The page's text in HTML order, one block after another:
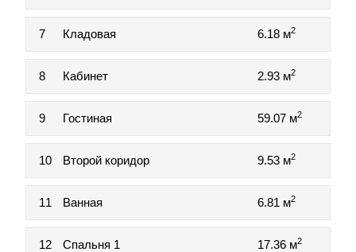
7 Кладовая 6.18 м2
8 Кабинет 2.93 м2
9 Гостиная 59.07 м2
10 Второй коридор 9.53 м2
11 Ванная 6.81 м2
12 Спальня 1 17.36 м2